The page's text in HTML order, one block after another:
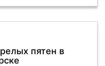
пятен в